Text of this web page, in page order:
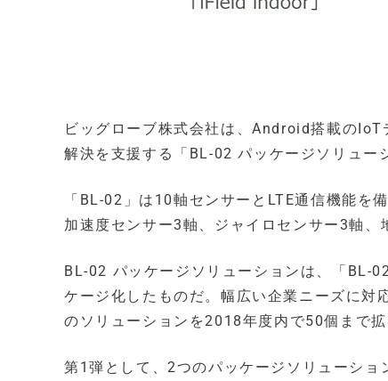
ビッグローブ株式会社は、Android搭載の
解決を支援する「BL-02 パッケージソリュー
「BL-02」は10軸センサーとLTE通信機能を
加速度センサー3軸、ジャイロセンサー3軸、
BL-02 パッケージソリューションは、「BL-
ケージ化したものだ。幅広い企業ニーズに対
のソリューションを2018年度内で50個まで拡
第1弾として、2つのパッケージソリューショ